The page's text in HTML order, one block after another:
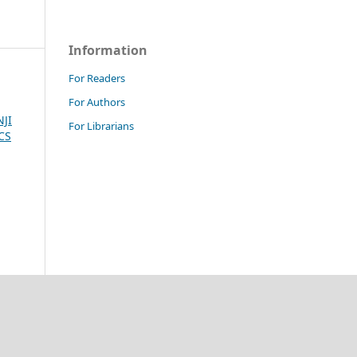
Information
For Readers
For Authors
For Librarians